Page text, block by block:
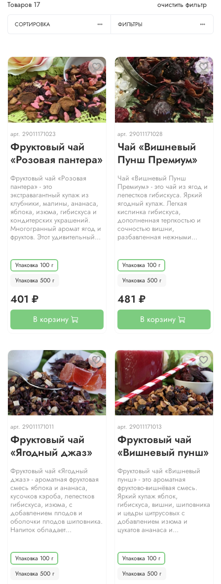
Товаров 17 очистить фильтр
СОРТИРОВКА ФИЛЬТРЫ
арт. 29011171023
Фруктовый чай
«Розовая пантера»
Фруктовый чай «Розовая
пантера» - это
экстравагантный купаж из
клубники, малины, ананаса,
яблока, изюма, гибискуса и
кондитерских украшений.
Многогранный аромат ягод и
фруктов. Этот удивительный...
Упаковка 100 г
Упаковка 500 г
401 ₽
В корзину
арт. 29011171028
Чай «Вишневый
Пунш Премиум»
Чай «Вишневый Пунш
Премиум» - это чай из ягод и
лепестков гибискуса. Яркий
ягодный купаж. Легкая
кислинка гибискуса,
дополненная терпкостью и
сочностью вишни,
разбавленная нежными...
Упаковка 100 г
Упаковка 500 г
481 ₽
В корзину
арт. 29011171011
Фруктовый чай
«Ягодный джаз»
Фруктовый чай «Ягодный
джаз» - ароматная фруктовая
смесь яблока и ананаса,
кусочков кэроба, лепестков
гибискуса, изюма, с
добавлением плодов и
оболочки плодов шиповника.
Напиток обладает...
Упаковка 100 г
Упаковка 500 г
арт. 29011171013
Фруктовый чай
«Вишневый пунш»
Фруктовый чай «Вишневый
пунш» - это ароматная
фруктово-вишнёвая смесь.
Яркий купаж яблок,
гибискуса, вишни, шиповника
и цедры цитрусовых с
добавлением изюма и
цукатов ананаса и...
Упаковка 100 г
Упаковка 500 г